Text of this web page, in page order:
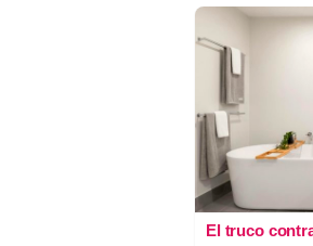
El truco